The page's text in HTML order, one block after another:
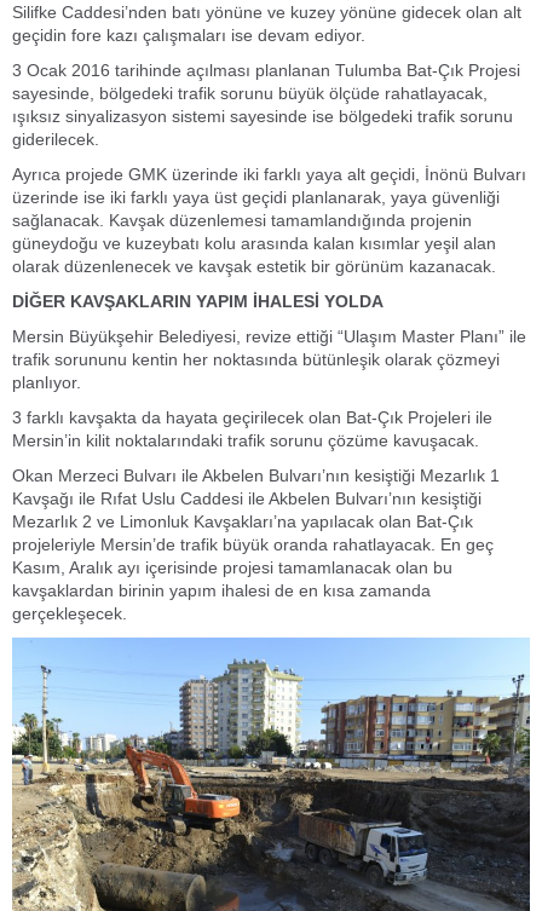
Silifke Caddesi’nden batı yönüne ve kuzey yönüne gidecek olan alt
geçidin fore kazı çalışmaları ise devam ediyor.
3 Ocak 2016 tarihinde açılması planlanan Tulumba Bat-Çık Projesi
sayesinde, bölgedeki trafik sorunu büyük ölçüde rahatlayacak,
ışıksız sinyalizasyon sistemi sayesinde ise bölgedeki trafik sorunu
giderilecek.
Ayrıca projede GMK üzerinde iki farklı yaya alt geçidi, İnönü Bulvarı
üzerinde ise iki farklı yaya üst geçidi planlanarak, yaya güvenliği
sağlanacak. Kavşak düzenlemesi tamamlandığında projenin
güneydoğu ve kuzeybatı kolu arasında kalan kısımlar yeşil alan
olarak düzenlenecek ve kavşak estetik bir görünüm kazanacak.
DİĞER KAVŞAKLARIN YAPIM İHALESİ YOLDA
Mersin Büyükşehir Belediyesi, revize ettiği “Ulaşım Master Planı” ile
trafik sorununu kentin her noktasında bütünleşik olarak çözmeyi
planlıyor.
3 farklı kavşakta da hayata geçirilecek olan Bat-Çık Projeleri ile
Mersin’in kilit noktalarındaki trafik sorunu çözüme kavuşacak.
Okan Merzeci Bulvarı ile Akbelen Bulvarı’nın kesiştiği Mezarlık 1
Kavşağı ile Rıfat Uslu Caddesi ile Akbelen Bulvarı’nın kesiştiği
Mezarlık 2 ve Limonluk Kavşakları’na yapılacak olan Bat-Çık
projeleriyle Mersin’de trafik büyük oranda rahatlayacak. En geç
Kasım, Aralık ayı içerisinde projesi tamamlanacak olan bu
kavşaklardan birinin yapım ihalesi de en kısa zamanda
gerçekleşecek.